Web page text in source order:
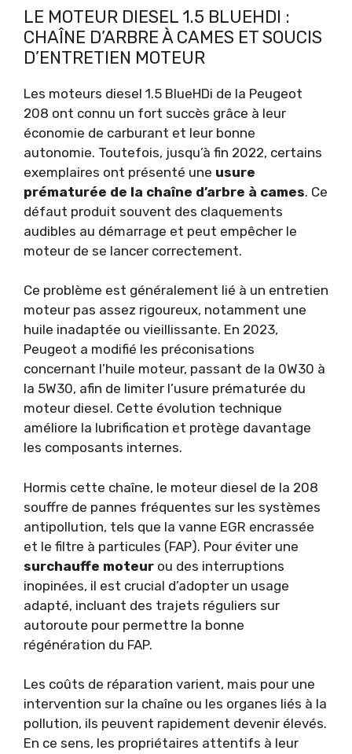
LE MOTEUR DIESEL 1.5 BLUEHDI :
CHAÎNE D’ARBRE À CAMES ET SOUCIS
D’ENTRETIEN MOTEUR
Les moteurs diesel 1.5 BlueHDi de la Peugeot
208 ont connu un fort succès grâce à leur
économie de carburant et leur bonne
autonomie. Toutefois, jusqu’à fin 2022, certains
exemplaires ont présenté une usure
prématurée de la chaîne d’arbre à cames. Ce
défaut produit souvent des claquements
audibles au démarrage et peut empêcher le
moteur de se lancer correctement.
Ce problème est généralement lié à un entretien
moteur pas assez rigoureux, notamment une
huile inadaptée ou vieillissante. En 2023,
Peugeot a modifié les préconisations
concernant l’huile moteur, passant de la 0W30 à
la 5W30, afin de limiter l’usure prématurée du
moteur diesel. Cette évolution technique
améliore la lubrification et protège davantage
les composants internes.
Hormis cette chaîne, le moteur diesel de la 208
souffre de pannes fréquentes sur les systèmes
antipollution, tels que la vanne EGR encrassée
et le filtre à particules (FAP). Pour éviter une
surchauffe moteur ou des interruptions
inopinées, il est crucial d’adopter un usage
adapté, incluant des trajets réguliers sur
autoroute pour permettre la bonne
régénération du FAP.
Les coûts de réparation varient, mais pour une
intervention sur la chaîne ou les organes liés à la
pollution, ils peuvent rapidement devenir élevés.
En ce sens, les propriétaires attentifs à leur